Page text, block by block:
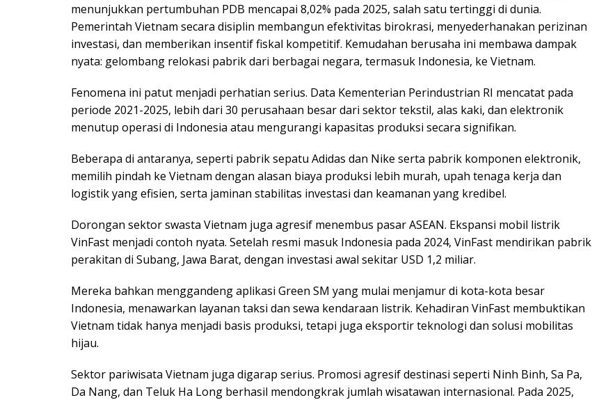
menunjukkan pertumbuhan PDB mencapai 8,02% pada 2025, salah satu tertinggi di dunia.
Pemerintah Vietnam secara disiplin membangun efektivitas birokrasi, menyederhanakan perizinan
investasi, dan memberikan insentif fiskal kompetitif. Kemudahan berusaha ini membawa dampak
nyata: gelombang relokasi pabrik dari berbagai negara, termasuk Indonesia, ke Vietnam.
Fenomena ini patut menjadi perhatian serius. Data Kementerian Perindustrian RI mencatat pada
periode 2021-2025, lebih dari 30 perusahaan besar dari sektor tekstil, alas kaki, dan elektronik
menutup operasi di Indonesia atau mengurangi kapasitas produksi secara signifikan.
Beberapa di antaranya, seperti pabrik sepatu Adidas dan Nike serta pabrik komponen elektronik,
memilih pindah ke Vietnam dengan alasan biaya produksi lebih murah, upah tenaga kerja dan
logistik yang efisien, serta jaminan stabilitas investasi dan keamanan yang kredibel.
Dorongan sektor swasta Vietnam juga agresif menembus pasar ASEAN. Ekspansi mobil listrik
VinFast menjadi contoh nyata. Setelah resmi masuk Indonesia pada 2024, VinFast mendirikan pabrik
perakitan di Subang, Jawa Barat, dengan investasi awal sekitar USD 1,2 miliar.
Mereka bahkan menggandeng aplikasi Green SM yang mulai menjamur di kota-kota besar
Indonesia, menawarkan layanan taksi dan sewa kendaraan listrik. Kehadiran VinFast membuktikan
Vietnam tidak hanya menjadi basis produksi, tetapi juga eksportir teknologi dan solusi mobilitas
hijau.
Sektor pariwisata Vietnam juga digarap serius. Promosi agresif destinasi seperti Ninh Binh, Sa Pa,
Da Nang, dan Teluk Ha Long berhasil mendongkrak jumlah wisatawan internasional. Pada 2025,